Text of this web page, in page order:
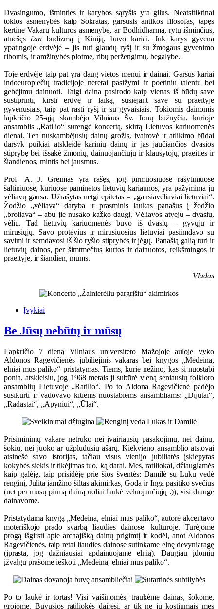
Dvasingumo, išminties ir karybos sąryšis yra gilus. Neatsitiktinai
tokios asmenybės kaip Sokratas, garsusis antikos filosofas, tapęs
kertine Vakarų kultūros asmenybe, ar Bodhidharma, rytų išminčius,
atnešęs čan budizmą į Kiniją, buvo kariai. Juk karys gyvena
ypatingoje erdvėje – jis turi glaudų ryšį ir su žmogaus gyvenimo
ribomis, ir amžinybės plotme, ribų peržengimu, begalybe.
Toje erdvėje taip pat yra daug vietos menui ir dainai. Garsūs kariai
indoeuropiečių tradicijoje neretai pasižymi ir poetiniu talentu bei
gebėjimu dainuoti. Taigi daina pasirodo kaip vienas iš būdų save
sustiprinti, kirsti erdvę ir laiką, susiejant save su praeityje
gyvenusiais, taip pat rasti ryšį ir su gyvaisiais. Tokiomis dainomis
lapkričio 25-ąją skambėjo Vilniaus Šv. Jonų bažnyčia, kurioje
ansamblis „Ratilio“ surengė koncertą, skirtą Lietuvos kariuomenės
dienai. Ten nuskambėjusių dainų grožis, įvairovė ir atlikimo būdai
darsyk puikiai atskleidė karinių dainų ir jas jaučiančios dvasios
stiprybę bei išsakė žmonių, dainuojančiųjų ir klausytojų, praeities ir
šiandienos, mintis bei jausmus.
Prof. A. J. Greimas yra rašęs, jog pirmuosiuose rašytiniuose
šaltiniuose, kuriuose paminėtos lietuvių kariaunos, yra pažymima jų
vėliavų gausa. Užrašytas netgi epitetas – „gausiavėliaviai lietuviai“.
Žodžio „vėliava“ daryba ir prasminis laukas panašus į žodžio
„broliava“ – abu jie nusako kažko daugį. Vėliavos atveju – dvasių,
vėlių. Tad lietuvių kariuomenės buvo iš dvasių – gyvųjų ir
mirusiųjų. Savo protėvius ir mirusiuosius lietuviai pasiimdavo su
savimi ir semdavosi iš šio ryšio stiprybės ir jėgų. Panašią galią turi ir
lietuvių dainos, per šimtmečius kurtos ir dainuotos, reikšmingos ir
praeityje, ir šiandien, mums.
Vladas
Įvykiai
Be Jūsų nebūtų ir mūsų
Lapkričio 7 dieną Vilniaus universiteto Mažojoje auloje vyko
Aldonos Ragevičienės jubiliejinis vakaras bei knygos „Medeina,
elniai mus paliko“ pristatymas. Tiems, kurie nežino, kas ši nuostabi
ponia, atskleisiu, jog 1968 metais ji subūrė vieną seniausių folkloro
ansamblių Lietuvoje „Ratilio“. Po to Aldona Ragevičienė padėjo
susikurti ir vadovavo kitiems nuostabiems ansambliams: „Dijūtai“,
„Radastai“, „Apyniui“, „Ūlai“.
Prisiminimų vakare netrūko nei įvairiausių pasakojimų, nei dainų,
šokių, nei juoko ar užplūdusių ašarų. Kiekvieno ansamblio atstovai
atsinešė savo istorijas, tačiau visus vienijo jubiliatės įskiepytas
kokybės siekis ir tikėjimas tuo, ką darai. Mes, ratiliokai, džiaugiamės
kaip galėję, taip prisidėję prie šios šventės: Damilė su Luku vedė
renginį, Julita įamžino šiltas akimirkas, Goda ir Inga pasitiko svečius
(net per mūsų pirmą dainą uoliai laukė vėluojančiųjų :)), visi drauge
dainavome.
Pristatydama knygą „Medeina, elniai mus paliko“, autorė akcentavo
moteriškojo prado svarbą liaudies dainose, kultūroje. Turėjome
progą išgirsti apie archajišką dainų prigimtį ir kodėl, anot Aldonos
Ragevičienės, taip retai liaudies dainose sutinkame elnę devyniaragę
(įprasta, jog dažniausiai apdainuojame elnią). Daugiau įdomių
įžvalgų prašome ieškoti „Medeina, elniai mus paliko“.
Po to laukė ir tortas! Visi vaišinomės, traukėme dainas, šokome,
grojome. Buvusios ratiliokės dairėsi, ar tik ne jų kostiumais mes